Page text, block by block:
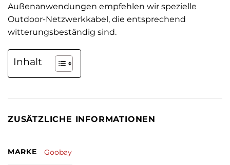
Außenanwendungen empfehlen wir spezielle
Outdoor-Netzwerkkabel, die entsprechend
witterungsbeständig sind.
Inhalt
ZUSÄTZLICHE INFORMATIONEN
MARKE Goobay